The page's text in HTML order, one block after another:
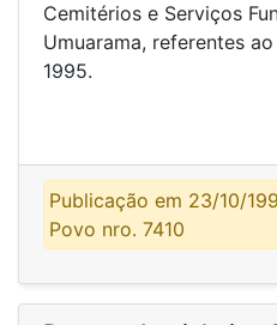
Cemitérios e Serviços
Umuarama, referentes
1995.
Publicação em 23/10/
Povo nro. 7410